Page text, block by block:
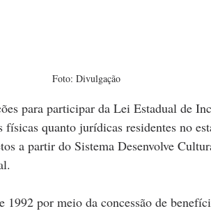
Foto: Divulgação
para participar da Lei Estadual de
físicas quanto jurídicas residentes no
a partir do Sistema Desenvolve
1992 por meio da concessão de